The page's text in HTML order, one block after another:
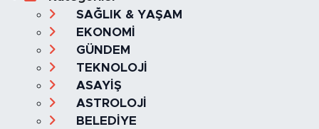
SAĞLIK & YAŞAM
EKONOMİ
GÜNDEM
TEKNOLOJİ
ASAYİŞ
ASTROLOJİ
BELEDİYE